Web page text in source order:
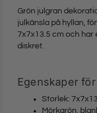
Grön julgran
julkänsla på hyllan,
7x7x13.5 cm och har
diskret.
Egenskaper
Storlek:
Mörkgrön,